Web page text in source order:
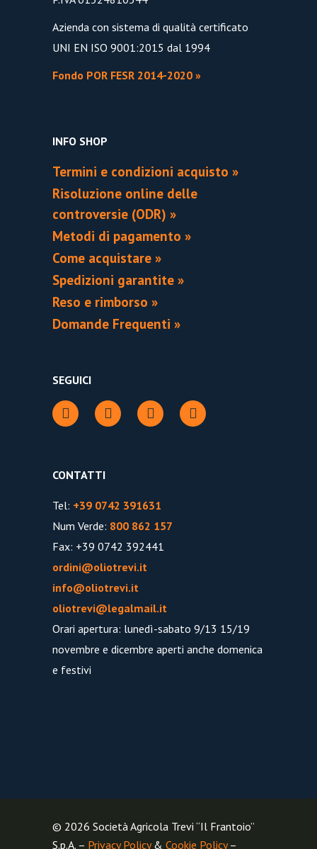
Azienda con sistema di qualità certificato
UNI EN ISO 9001:2015 dal 1994
Fondo POR FESR 2014-2020 »
INFO SHOP
Termini e condizioni acquisto »
Risoluzione online delle
controversie (ODR) »
Metodi di pagamento »
Come acquistare »
Spedizioni garantite »
Reso e rimborso »
Domande Frequenti »
SEGUICI
CONTATTI
Tel: +39 0742 391631
Num Verde: 800 862 157
Fax: +39 0742 392441
ordini@oliotrevi.it
info@oliotrevi.it
oliotrevi@legalmail.it
Orari apertura: lunedì-sabato 9/13 15/19
novembre e dicembre aperti anche domenica
e festivi
© 2026 Società Agricola Trevi “Il Frantoio”
S.p.A. – Privacy Policy& Cookie Policy–